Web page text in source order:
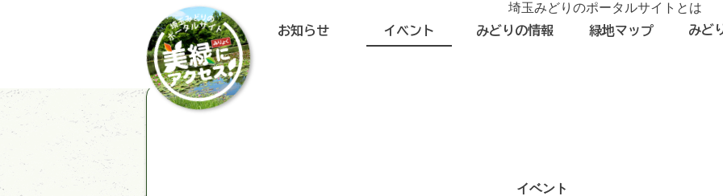
埼玉みどりのポータルサイトとは
お知らせ イベント みどりの情報 緑地マップ みど
イベント